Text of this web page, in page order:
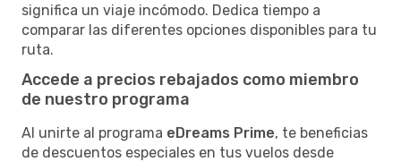
significa un viaje incómodo. Dedica tiempo a
comparar las diferentes opciones disponibles para tu
ruta.
Accede a precios rebajados como miembro
de nuestro programa
Al unirte al programa eDreams Prime, te beneficias
de descuentos especiales en tus vuelos desde